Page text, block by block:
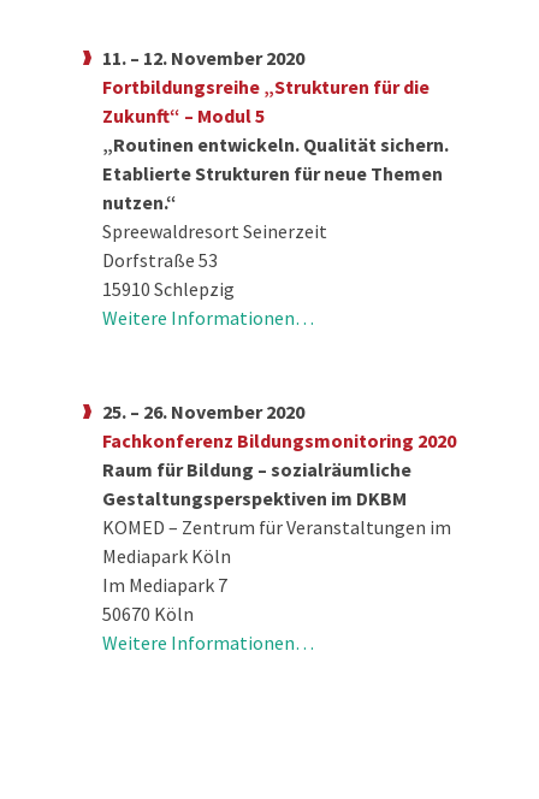
11. – 12. November 2020
Fortbildungsreihe „Strukturen für die
Zukunft“ – Modul 5
„Routinen entwickeln. Qualität sichern.
Etablierte Strukturen für neue Themen
nutzen.“
Spreewaldresort Seinerzeit
Dorfstraße 53
15910 Schlepzig
Weitere Informationen…
25. – 26. November 2020
Fachkonferenz Bildungsmonitoring 2020
Raum für Bildung – sozialräumliche
Gestaltungsperspektiven im DKBM
KOMED – Zentrum für Veranstaltungen im
Mediapark Köln
Im Mediapark 7
50670 Köln
Weitere Informationen…